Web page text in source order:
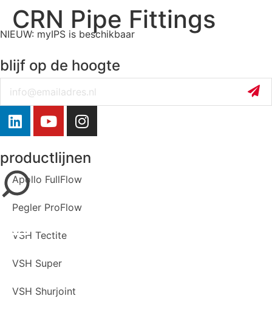
NIEUW: myIPS is beschikbaar
sluiten
CRN Pipe Fittings
blijf op de hoogte
productlijnen
Apollo FullFlow
Pegler ProFlow
VSH Tectite
VSH Super
VSH Shurjoint